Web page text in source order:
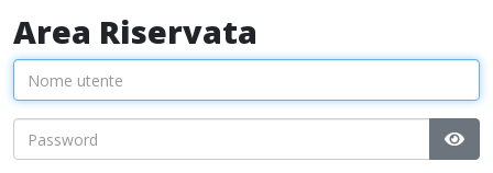
Area Riservata